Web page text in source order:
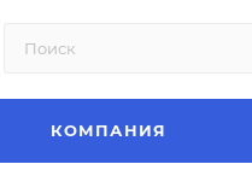
КОМПАНИЯ